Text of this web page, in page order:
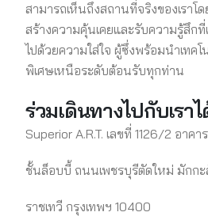
สามารถเห็นถึงสถานที่จริงของเราโ
สร้างความคุ้นเคยและรับความรู้สึก
ไปด้วยความใส่ใจ ผู้ซึ่งพร้อมนำเทค
พิเศษเหนือระดับต้อนรับทุกท่าน
ร่วมเดินทางไปกับเรา
Superior A.R.T. เลขที่ 1126/2 อาค
ชั้นล็อบบี้ ถนนเพชรบุรีตัดใหม่ มักก
ราชเทวี กรุงเทพฯ 10400